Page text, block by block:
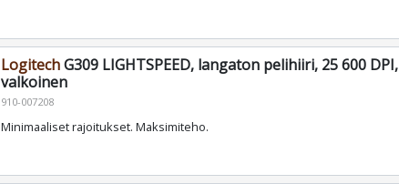
LogitechG309 LIGHTSPEED, langaton pelihiiri, 25 600 DPI,
valkoinen
910-007208
Minimaaliset rajoitukset. Maksimiteho.